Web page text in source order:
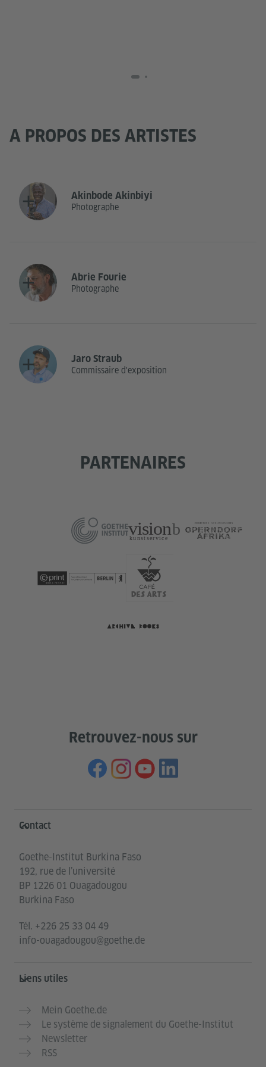
A PROPOS DES ARTISTES
Akinbode Akinbiyi
Photographe
Abrie Fourie
Photographe
Jaro Straub
Commissaire d'exposition
PARTENAIRES
Retrouvez-nous sur
Service- und Informationsbereich
Contact
Goethe-Institut Burkina Faso
192, rue de l’université
BP 1226 01 Ouagadougou
Burkina Faso
Tél. +226 25 33 04 49
info-ouagadougou@goethe.de
Liens utiles
Mein Goethe.de
Le système de signalement du Goethe-Institut
Newsletter
RSS